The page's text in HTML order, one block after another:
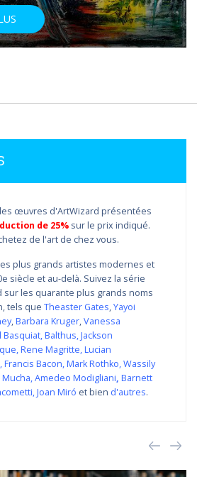
œuvres d'ArtWizard présentées
de 25% sur le prix indiqué.
de l'art de chez vous.
plus grands artistes modernes et
siècle et au-delà. Suivez la série
sur les quarante plus grands noms
tels que Theaster Gates,Yayoi
,Barbara Kruger,Vanessa
Basquiat,Balthus,Jackson
,Rene Magritte,Lucian
,Francis Bacon,Mark Rothko,Wassily
,Amedeo Modigliani, Barnett
,Joan Miró et bien d'autres.